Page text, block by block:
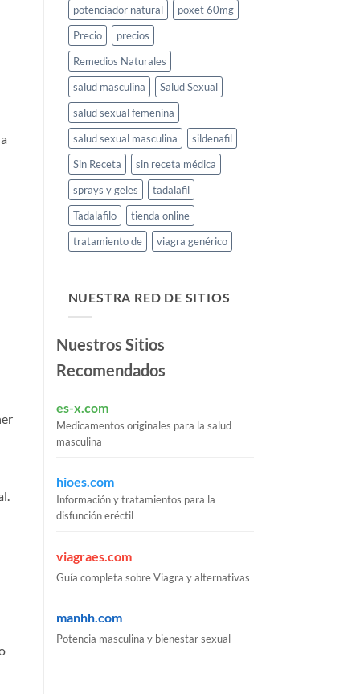
potenciador natural
poxet 60mg
Precio
precios
Remedios Naturales
salud masculina
Salud Sexual
salud sexual femenina
salud sexual masculina
sildenafil
Sin Receta
sin receta médica
sprays y geles
tadalafil
Tadalafilo
tienda online
tratamiento de
viagra genérico
NUESTRA RED DE SITIOS
Nuestros Sitios
Recomendados
es-x.com
Medicamentos originales para la salud
masculina
hioes.com
Información y tratamientos para la
disfunción eréctil
viagraes.com
Guía completa sobre Viagra y alternativas
manhh.com
Potencia masculina y bienestar sexual